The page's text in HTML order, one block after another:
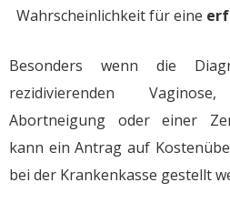
Wahrscheinlichkeit für eine
Besonders wenn die
rezidivierenden
Abortneigung oder einer
kann ein Antrag auf
bei der Krankenkasse gestellt